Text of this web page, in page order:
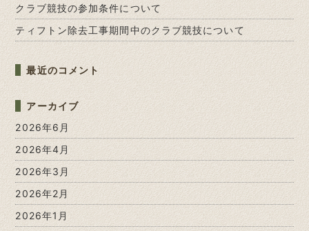
クラブ競技の参加条件について
ティフトン除去工事期間中のクラブ競技について
最近のコメント
アーカイブ
2026年6月
2026年4月
2026年3月
2026年2月
2026年1月